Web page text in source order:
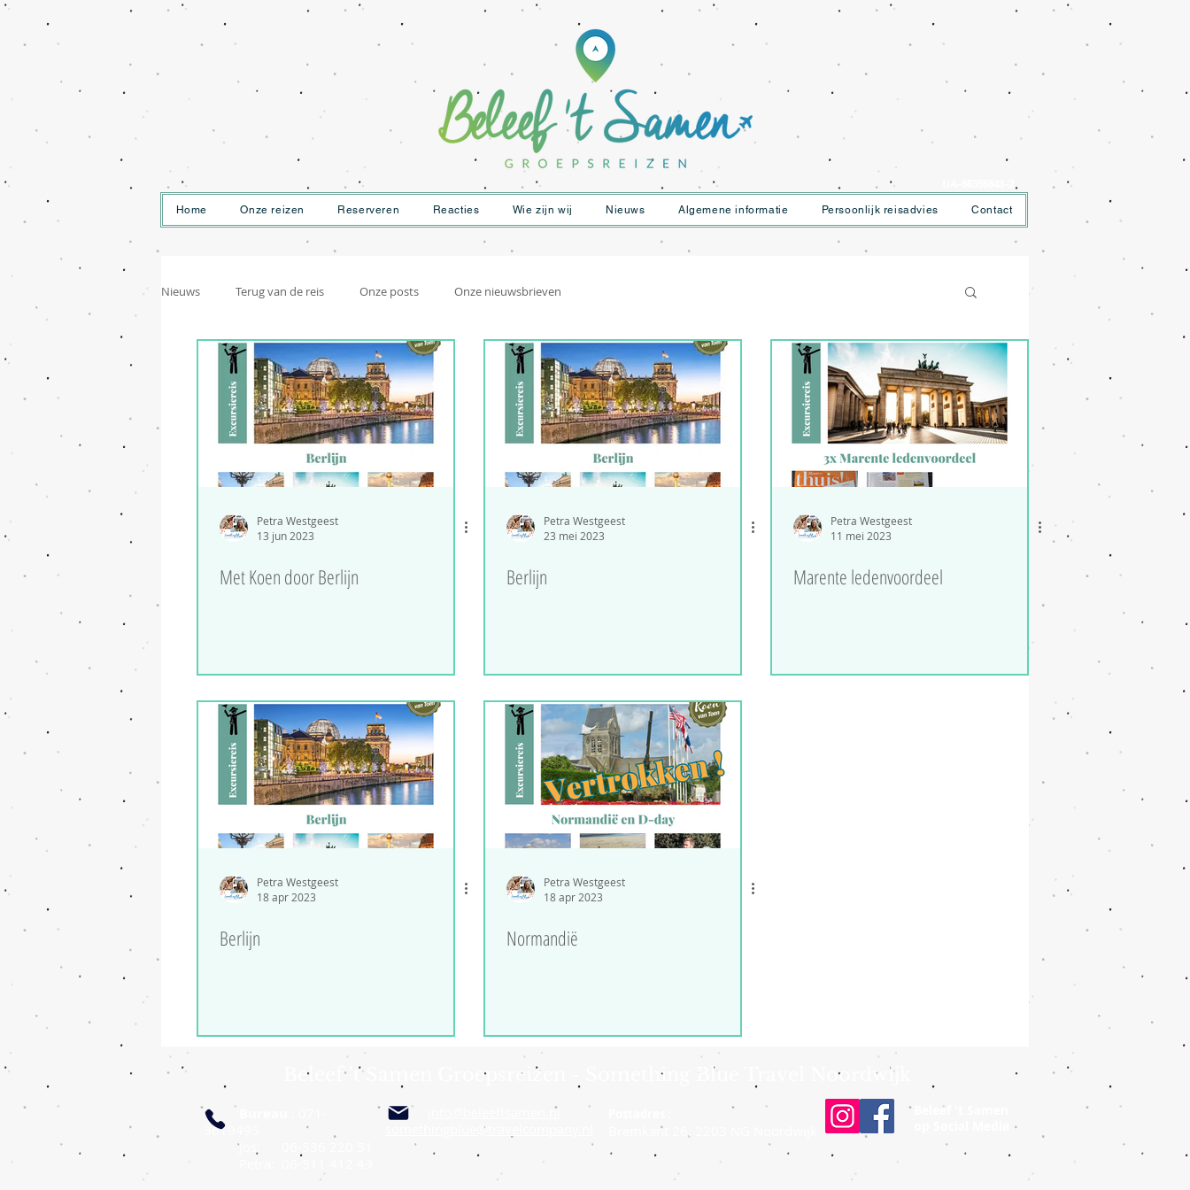
Home Onze reizen Reserveren Reacties Wie zijn wij Nieuws Algemene informatie Persoonlijk reisadvies Contact
Nieuws Terug van de reis Onze posts Onze nieuwsbrieven
Petra Westgeest
13 jun 2023
Met Koen door Berlijn
Petra Westgeest
23 mei 2023
Berlijn
Petra Westgeest
11 mei 2023
Marente ledenvoordeel
Petra Westgeest
18 apr 2023
Berlijn
Petra Westgeest
18 apr 2023
Normandië
Beleef 't Samen Groepsreizen - Something Blue Travel Noordwijk
Bureau
3619495
info@beleeftsamen.nl
somethingblue@travelcompany.nl
Bremkant 26, 2203 NG Noordwijk
Beleef 't Samen